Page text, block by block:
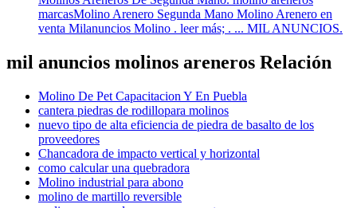
marcasMolino Arenero Segunda Mano Molino Arenero en
venta Milanuncios Molino . leer más; . ... MIL ANUNCIOS.
mil anuncios molinos areneros Relación
Molino De Pet Capacitacion Y En Puebla
cantera piedras de rodillopara molinos
nuevo tipo de alta eficiencia de piedra de basalto de los
proveedores
Chancadora de impacto vertical y horizontal
como calcular una quebradora
Molino industrial para abono
molino de martillo reversible